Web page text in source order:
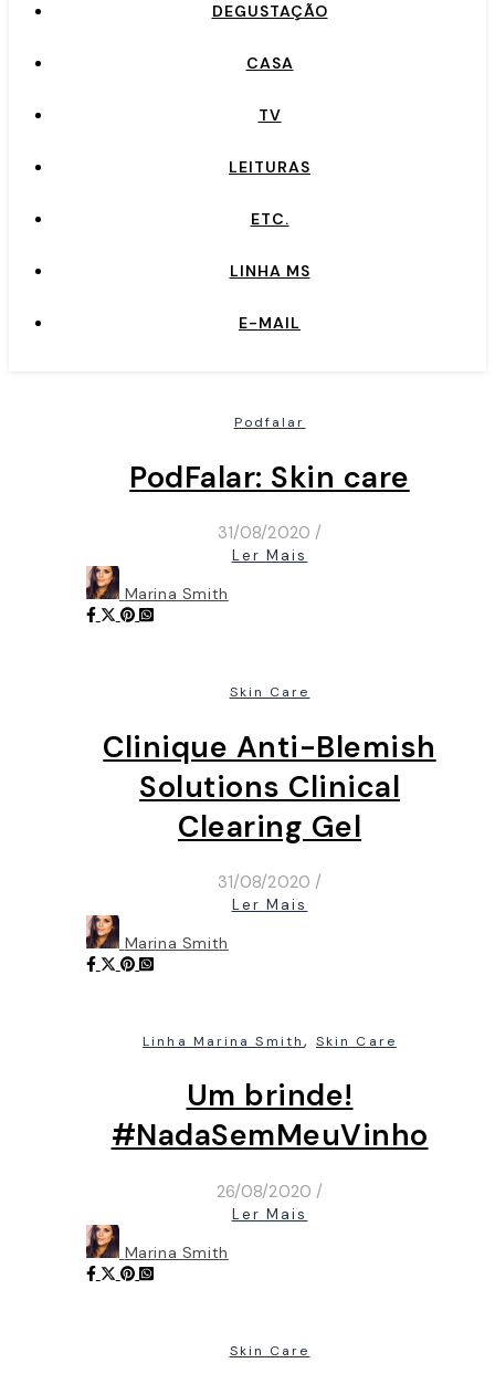
DEGUSTAÇÃO
CASA
TV
LEITURAS
ETC.
LINHA MS
E-MAIL
Podfalar
PodFalar: Skin care
31/08/2020 /
Ler Mais
Marina Smith
Skin Care
Clinique Anti-Blemish
Solutions Clinical
Clearing Gel
31/08/2020 /
Ler Mais
Marina Smith
Linha Marina Smith, Skin Care
Um brinde!
#NadaSemMeuVinho
26/08/2020 /
Ler Mais
Marina Smith
Skin Care